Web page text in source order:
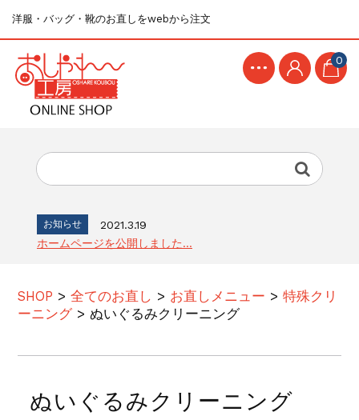
洋服・バッグ・靴のお直しをwebから注文
0
お知らせ
2021.3.19
ホームページを公開しました...
SHOP >全てのお直し > お直しメニュー >特殊クリ
ーニング> ぬいぐるみクリーニング
ぬいぐるみクリーニング